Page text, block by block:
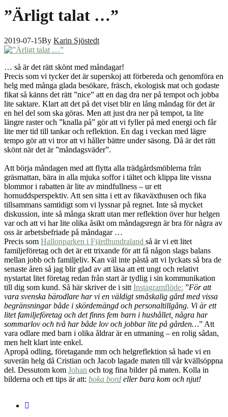
”Ärligt talat …”
2019-07-15By Karin Sjöstedt
… så är det rätt skönt med måndagar!
Precis som vi tycker det är superskoj att förbereda och genomföra en
helg med många glada besökare, fräsch, ekologisk mat och godaste
fikat så känns det rätt ”nice” att en dag dra ner på tempot och jobba
lite saktare. Klart att det på det viset blir en lång måndag för det är
en hel del som ska göras. Men att just dra ner på tempot, ta lite
längre raster och ”knalla på” gör att vi fyller på med energi och får
lite mer tid till tankar och reflektion. En dag i veckan med lägre
tempo gör att vi tror att vi håller bättre under säsong. Då är det rätt
skönt när det är ”måndagsväder”.
Att börja måndagen med att flytta alla trädgårdsmöblerna från
gräsmattan, bära in alla mjuka soffor i tältet och klippa lite vissna
blommor i rabatten är lite av mindfullness – ur ett
hornuddsperspektiv. Att sen sitta i ett av fikaväxthusen och fika
tillsammans samtidigt som vi lyssnar på regnet. Inte så mycket
diskussion, inte så många skratt utan mer reflektion över hur helgen
var och att vi har lite olika åsikt om måndagsregn är bra för några av
oss är arbetsbefriade på måndagar …
Precis som Hallonparken i Fjärdhundraland så är vi ett litet
familjeföretag och det är ett trixande för att få någon slags balans
mellan jobb och familjeliv. Kan väl inte påstå att vi lyckats så bra de
senaste åren så jag blir glad av att läsa att ett ungt och relativt
nystartat litet företag redan från start är tydlig i sin kommunikation
till dig som kund. Så här skriver de i sitt Instagramflöde: ”För att
vara svenska bärodlare har vi en väldigt småskalig gård med vissa
begränsningar både i skördemängd och personaltillgång. Vi är ett
litet familjeföretag och det finns fem barn i hushållet, några har
sommarlov och två har både lov och jobbar lite på gården…” Att
vara odlare med barn i olika åldrar är en utmaning – en rolig sådan,
men helt klart inte enkel.
Apropå odling, företagande mm och helgreflektion så hade vi en
suverän helg då Cristian och Jacob lagade maten till vår kvällsöppna
del. Dessutom kom Johan och tog fina bilder på maten. Kolla in
bilderna och ett tips är att: boka bord eller bara kom och njut!